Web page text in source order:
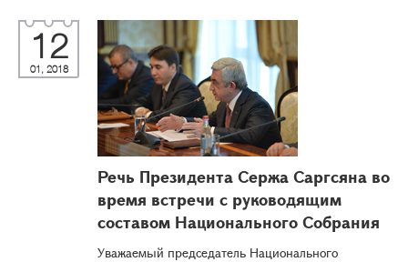
12
01, 2018
Речь Президента Сержа Саргсяна во
время встречи с руководящим
составом Национального Собрания
Уважаемый председатель Национального